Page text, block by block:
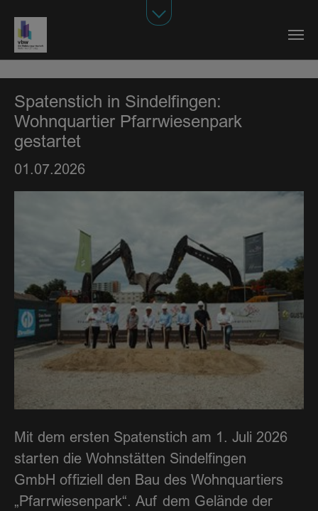
Spatenstich in Sindelfingen:
Wohnquartier Pfarrwiesenpark
gestartet
01.07.2026
Mit dem ersten Spatenstich am 1. Juli 2026
starten die Wohnstätten Sindelfingen
GmbH offiziell den Bau des Wohnquartiers
„Pfarrwiesenpark“. Auf dem Gelände der